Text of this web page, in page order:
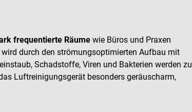
frequentierte Räume wie Büros und Praxen
wird durch den strömungsoptimierten Aufbau mit
Schadstoffe, Viren und Bakterien werden zu
Luftreinigungsgerät besonders geräuscharm,